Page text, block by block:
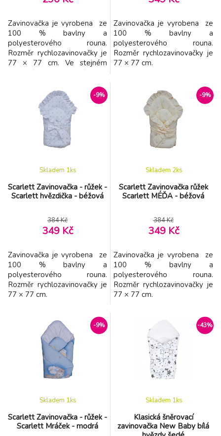
Zavinovačka je vyrobena ze
100 % bavlny a
polyesterového rouna.
Rozměr rychlozavinovačky je
77 × 77 cm. Ve stejném
soupravy do postýlek a
Zavinovačka je vyrobena ze
100 % bavlny a
polyesterového rouna.
Rozměr rychlozavinovačky je
77 × 77 cm.
-9%
Scarlett Zavinovačka - růžek -
Scarlett hvězdička - béžová
Skladem 1ks
384 Kč
349 Kč
Zavinovačka je vyrobena ze
100 % bavlny a
polyesterového rouna.
Rozměr rychlozavinovačky je
77 × 77 cm.
-9%
Scarlett Zavinovačka růžek
Scarlett MÉĎA - béžová
Skladem 2ks
384 Kč
349 Kč
Zavinovačka je vyrobena ze
100 % bavlny a
polyesterového rouna.
Rozměr rychlozavinovačky je
77 × 77 cm.
-9%
Scarlett Zavinovačka - růžek -
Scarlett Mráček - modrá
Skladem 1ks
-43%
Klasická šněrovací
zavinovačka New Baby bílá
Skladem 1ks